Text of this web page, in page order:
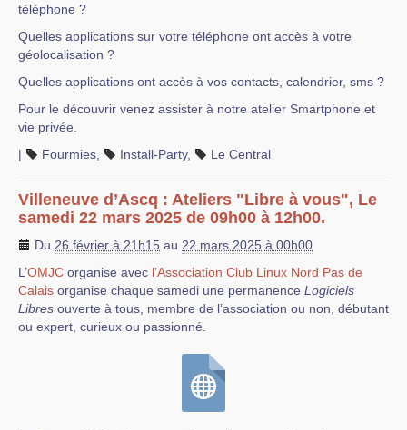
téléphone ?
Quelles applications sur votre téléphone ont accès à votre
géolocalisation ?
Quelles applications ont accès à vos contacts, calendrier, sms ?
Pour le découvrir venez assister à notre atelier Smartphone et
vie privée.
|
Fourmies Install-Party, Le Central
Villeneuve d’Ascq : Ateliers "Libre à vous", Le
samedi 22 mars 2025 de 09h00 à 12h00.
Du 26 février à 21h15 au 22 mars 2025 à 00h00
L’OMJC organise avec l’Association Club Linux Nord Pas de
Calais organise chaque samedi une permanence Logiciels
Libres ouverte à tous, membre de l’association ou non, débutant
ou expert, curieux ou passionné.